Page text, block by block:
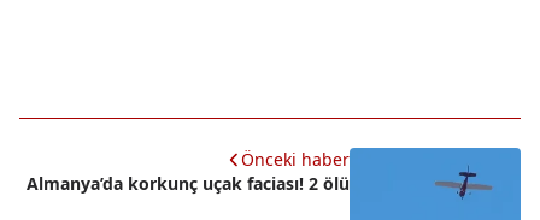
Önceki haber
Almanya’da korkunç uçak faciası! 2 ölü